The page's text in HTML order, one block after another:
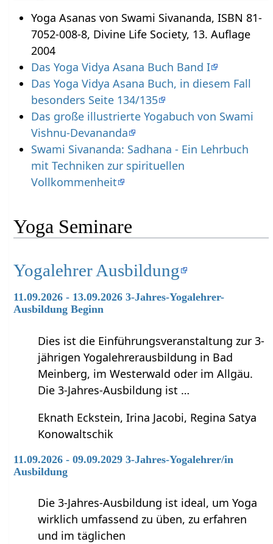
Yoga Asanas von Swami Sivananda, ISBN 81-
7052-008-8, Divine Life Society, 13. Auflage
2004
Das Yoga Vidya Asana Buch Band I
Das Yoga Vidya Asana Buch, in diesem Fall
besonders Seite 134/135
Das große illustrierte Yogabuch von Swami
Vishnu-Devananda
Swami Sivananda: Sadhana - Ein Lehrbuch
mit Techniken zur spirituellen
Vollkommenheit
Yoga Seminare
Yogalehrer Ausbildung
11.09.2026 - 13.09.2026 3-Jahres-Yogalehrer-
Ausbildung Beginn
Dies ist die Einführungsveranstaltung zur 3-
jährigen Yogalehrerausbildung in Bad
Meinberg, im Westerwald oder im Allgäu.
Die 3-Jahres-Ausbildung ist …
Eknath Eckstein, Irina Jacobi, Regina Satya
Konowaltschik
11.09.2026 - 09.09.2029 3-Jahres-Yogalehrer/in
Ausbildung
Die 3-Jahres-Ausbildung ist ideal, um Yoga
wirklich umfassend zu üben, zu erfahren
und im täglichen